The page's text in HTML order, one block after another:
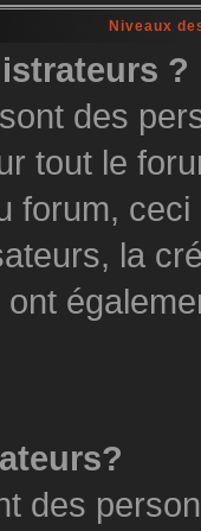
Niveaux
?
des
tout le
forum,
la
des